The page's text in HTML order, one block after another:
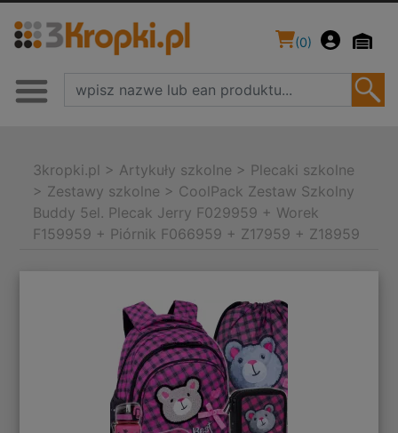
(0)
3kropki.pl > Artykuły szkolne > Plecaki szkolne
> Zestawy szkolne > CoolPack Zestaw Szkolny
Buddy 5el. Plecak Jerry F029959 + Worek
F159959 + Piórnik F066959 + Z17959 + Z18959